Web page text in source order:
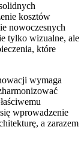
kosztów
nowoczesnych
tylko wizualne, ale
które
wymaga
wprowadzenie
a zarazem